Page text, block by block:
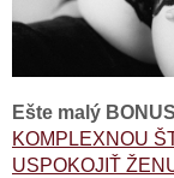
Ešte malý
KOMPLEXNOU
USPOKOJIŤ